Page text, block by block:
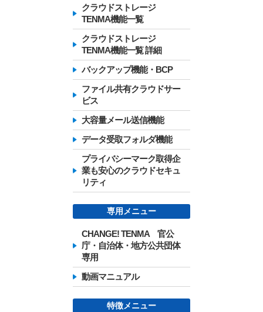
クラウドストレージ
TENMA機能一覧
クラウドストレージ
TENMA機能一覧 詳細
バックアップ機能・BCP
ファイル共有クラウドサー
ビス
大容量メール送信機能
データ受取フォルダ機能
プライバシーマーク取得企
業も安心のクラウドセキュ
リティ
専用メニュー
CHANGE! TENMA 官公
庁・自治体・地方公共団体
専用
動画マニュアル
特徴メニュー